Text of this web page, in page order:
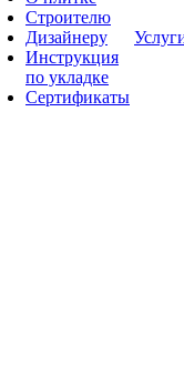
Строителю
Дизайнеру
Инструкция
по укладке
Сертификаты